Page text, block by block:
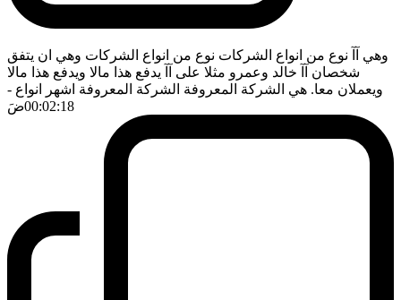
وهي آآ نوع من انواع الشركات نوع من انواع الشركات وهي ان يتفق
شخصان آآ خالد وعمرو مثلا على آآ يدفع هذا مالا ويدفع هذا مالا
ويعملان معا. هي الشركة المعروفة الشركة المعروفة اشهر انواع -
00:02:18ضَ